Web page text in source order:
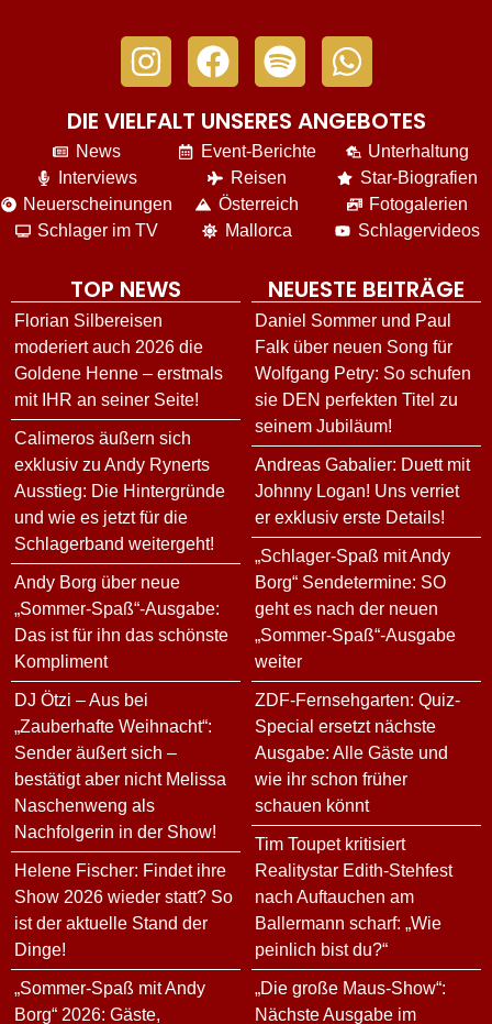
DIE VIELFALT UNSERES ANGEBOTES
News
Interviews
Neuerscheinungen
Schlager im TV
Event-Berichte
Reisen
Österreich
Mallorca
Unterhaltung
Star-Biografien
Fotogalerien
Schlagervideos
TOP NEWS
Florian Silbereisen
moderiert auch 2026 die
Goldene Henne – erstmals
mit IHR an seiner Seite!
Calimeros äußern sich
exklusiv zu Andy Rynerts
Ausstieg: Die Hintergründe
und wie es jetzt für die
Schlagerband weitergeht!
Andy Borg über neue
„Sommer-Spaß“-Ausgabe:
Das ist für ihn das schönste
Kompliment
DJ Ötzi – Aus bei
„Zauberhafte Weihnacht“:
Sender äußert sich –
bestätigt aber nicht Melissa
Naschenweng als
Nachfolgerin in der Show!
Helene Fischer: Findet ihre
Show 2026 wieder statt? So
ist der aktuelle Stand der
Dinge!
„Sommer-Spaß mit Andy
Borg“ 2026: Gäste,
NEUESTE BEITRÄGE
Daniel Sommer und Paul
Falk über neuen Song für
Wolfgang Petry: So schufen
sie DEN perfekten Titel zu
seinem Jubiläum!
Andreas Gabalier: Duett mit
Johnny Logan! Uns verriet
er exklusiv erste Details!
„Schlager-Spaß mit Andy
Borg“ Sendetermine: SO
geht es nach der neuen
„Sommer-Spaß“-Ausgabe
weiter
ZDF-Fernsehgarten: Quiz-
Special ersetzt nächste
Ausgabe: Alle Gäste und
wie ihr schon früher
schauen könnt
Tim Toupet kritisiert
Realitystar Edith-Stehfest
nach Auftauchen am
Ballermann scharf: „Wie
peinlich bist du?“
„Die große Maus-Show“:
Nächste Ausgabe im